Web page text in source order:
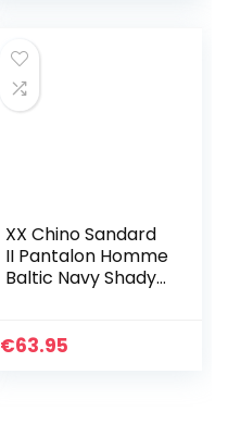
XX Chino Sandard
II Pantalon Homme
Baltic Navy Shady
€63.95